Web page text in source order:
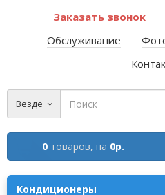
Заказать звонок
Обслуживание
Везде
0 товаров, на 0р.
Кондиционеры